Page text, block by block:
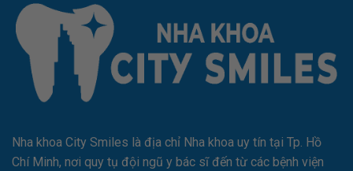
Nha khoa City Smiles là địa chỉ Nha khoa uy tín tại Tp. Hồ
Chí Minh, nơi quy tụ đội ngũ y bác sĩ đến từ các bệnh viện